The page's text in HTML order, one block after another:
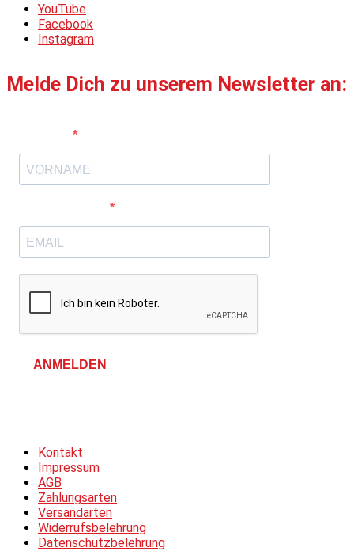
YouTube
Facebook
Instagram
Melde Dich zu unserem Newsletter an:
ANMELDEN
Kontakt
Impressum
AGB
Zahlungsarten
Versandarten
Widerrufsbelehrung
Datenschutzbelehrung